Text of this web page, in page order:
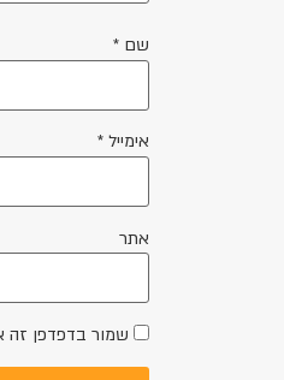
שם *
אימייל *
אתר
שמור בדפדפן זה